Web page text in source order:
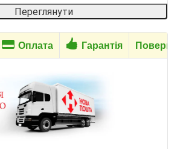
Переглянути
Оплата Гарантія